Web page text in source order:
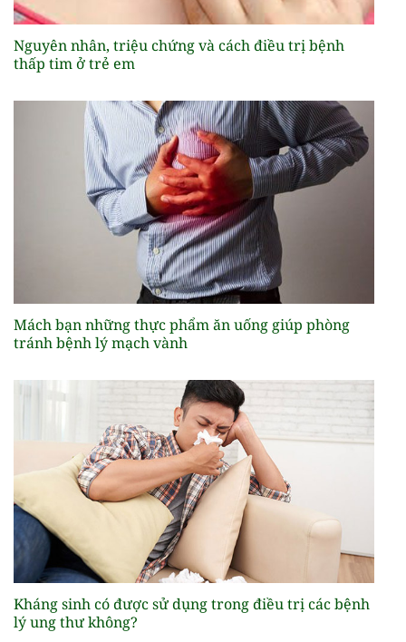
Nguyên nhân, triệu chứng và cách điều trị bệnh
thấp tim ở trẻ em
Mách bạn những thực phẩm ăn uống giúp phòng
tránh bệnh lý mạch vành
Kháng sinh có được sử dụng trong điều trị các bệnh
lý ung thư không?